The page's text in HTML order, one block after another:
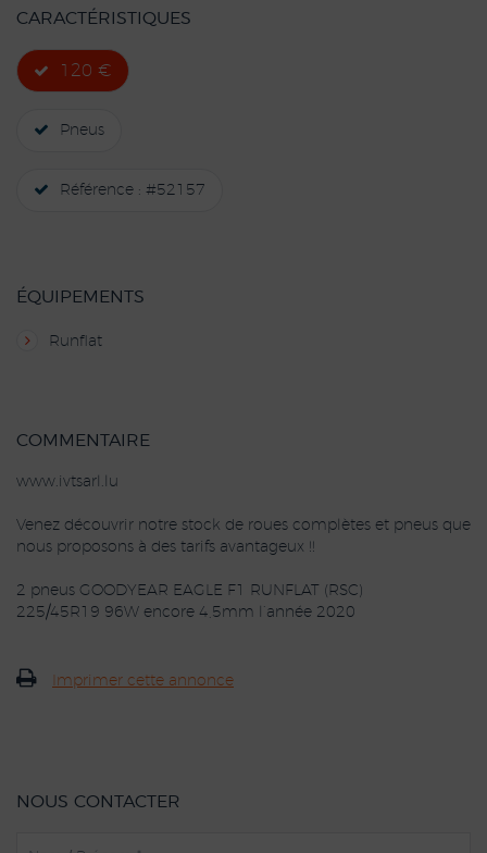
CARACTÉRISTIQUES
120 €
Pneus
Référence : #52157
ÉQUIPEMENTS
Runflat
COMMENTAIRE
www.ivtsarl.lu
Venez découvrir notre stock de roues complètes et pneus que
nous proposons à des tarifs avantageux !!
2 pneus GOODYEAR EAGLE F1 RUNFLAT (RSC)
225/45R19 96W encore 4,5mm l’année 2020
Imprimer cette annonce
NOUS CONTACTER